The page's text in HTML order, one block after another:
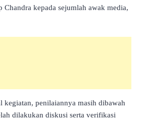
Chandra kepada sejumlah awak media,
kegiatan, penilaiannya masih dibawah
dilakukan diskusi serta verifikasi